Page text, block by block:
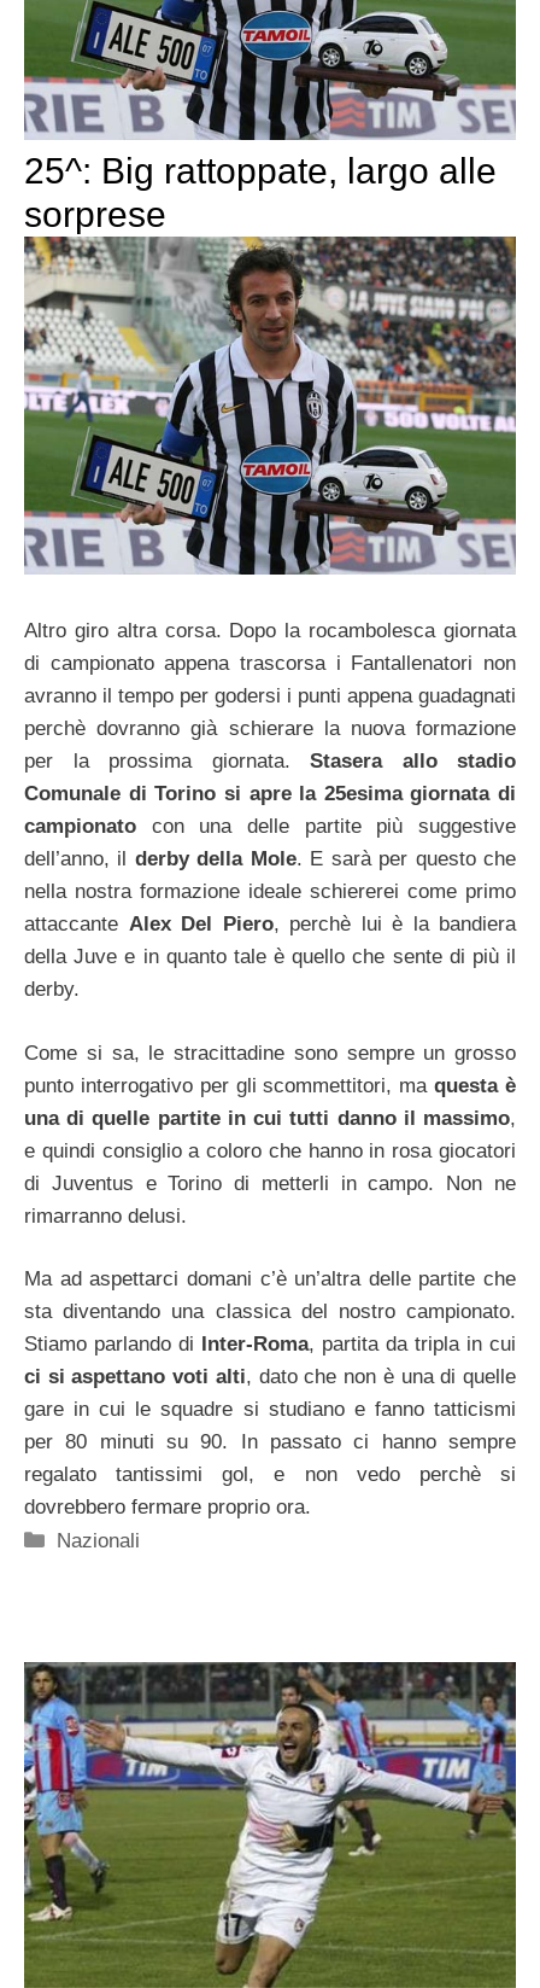
25^: Big rattoppate, largo alle
sorprese
Altro giro altra corsa. Dopo la rocambolesca giornata
di campionato appena trascorsa i Fantallenatori non
avranno il tempo per godersi i punti appena guadagnati
perchè dovranno già schierare la nuova formazione
per la prossima giornata. Stasera allo stadio
Comunale di Torino si apre la 25esima giornata di
campionato con una delle partite più suggestive
dell’anno, il derby della Mole. E sarà per questo che
nella nostra formazione ideale schiererei come primo
attaccante Alex Del Piero, perchè lui è la bandiera
della Juve e in quanto tale è quello che sente di più il
derby.
Come si sa, le stracittadine sono sempre un grosso
punto interrogativo per gli scommettitori, maquesta è
una di quelle partite in cui tutti danno il massimo,
e quindi consiglio a coloro che hanno in rosa giocatori
di Juventus e Torino di metterli in campo. Non ne
rimarranno delusi.
Ma ad aspettarci domani c’è un’altra delle partite che
sta diventando una classica del nostro campionato.
Stiamo parlando di
Inter-Roma, partita da tripla in cui
ci si aspettano voti alti, dato che non è una di quelle
gare in cui le squadre si studiano e fanno tatticismi
per 80 minuti su 90. In passato ci hanno sempre
regalato tantissimi gol, e non vedo perchè si
dovrebbero fermare proprio ora.
Categorie
Nazionali